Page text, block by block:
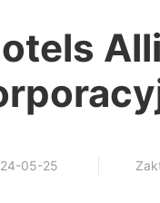
05-25